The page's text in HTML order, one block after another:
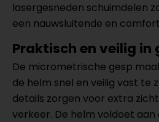
lasergesneden schuimdelen
een nauwsluitende en
Praktisch en veilig in
De micrometrische gesp
de helm snel en veilig vast te
details zorgen voor extra
verkeer. De helm voldoet aan